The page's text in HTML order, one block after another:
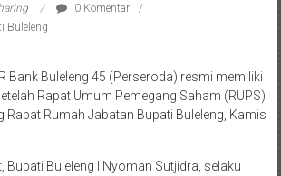
0 Komentar
Buleleng
Bank Buleleng 45 (Perseroda) resmi memiliki
Rapat Umum Pemegang Saham (RUPS)
Rapat Rumah Jabatan Bupati Buleleng, Kamis
Bupati Buleleng I Nyoman Sutjidra, selaku